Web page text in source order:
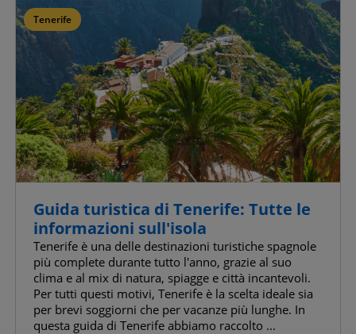
Tenerife
Guida turistica di Tenerife: Tutte le
informazioni sull'isola
Tenerife è una delle destinazioni turistiche spagnole
più complete durante tutto l'anno, grazie al suo
clima e al mix di natura, spiagge e città incantevoli.
Per tutti questi motivi, Tenerife è la scelta ideale sia
per brevi soggiorni che per vacanze più lunghe. In
questa guida di Tenerife abbiamo raccolto ...
Conferma le mie scelte
Consenti tutti